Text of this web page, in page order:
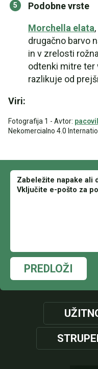
Podobne vrste
Morchella elata
drugačno barvo
in v zrelosti
odtenki mitre ter
razlikuje od
Viri:
Fotografija 1 - Avtor:
Nekomercialno 4.0
PREDLOŽI